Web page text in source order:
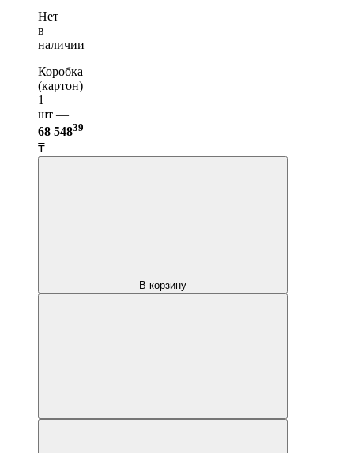
Нет
в
наличии
Коробка
(картон)
1
шт —
68 54839
₸
В корзину